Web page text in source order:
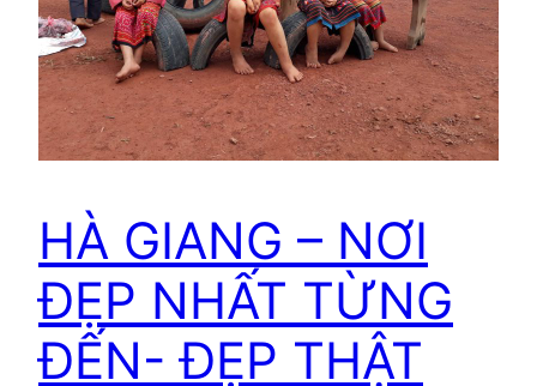
HÀ GIANG – NƠI
ĐẸP NHẤT TỪNG
ĐẾN- ĐẸP THẬT